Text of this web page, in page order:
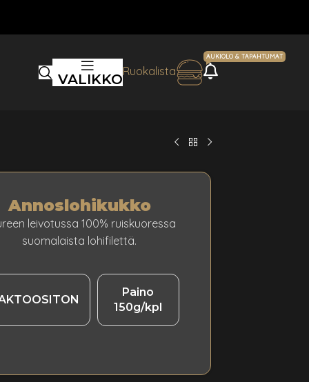
VALIKKORuokalista
AUKIOLO & TAPAHTUMAT
Annoslohikukko
leivotussa 100% ruiskuoressa
suomalaista lohifilettä.
Paino
150g/kpl